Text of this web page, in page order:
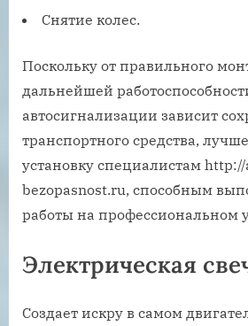
Снятие колес.
Поскольку от правильного
дальнейшей
автосигнализации зависит
транспортного средства,
установку специалистам
bezopasnost.ru, способным
работы на профессиональном
Электрическая
Создает искру в самом